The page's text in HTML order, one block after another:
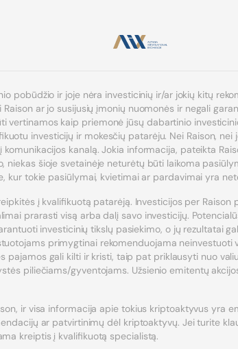
pobūdžio ir joje nėra investicinių ir/ar jokių kitų
ar jo susijusių įmonių nuomonės ir negali
vertinamos kaip priemonė jūsų dabartinio
investicijų ir mokesčių patarėju. Nei Raison, nei
kanalą. Jokia informacija, pateikta
niekas šioje svetainėje neturėtų būti laikoma
kur tokie pasiūlymai, kvietimai ar pardavimai yra
į kvalifikuotą patarėją. Investicijos per Raison
prarasti visą arba dalį savo investicijų.
investicinių tikslų pasiekimo, o jų rezultatai
primygtinai rekomenduojama neinvestuoti
pajamos gali kilti ir kristi, taip pat priklausyti nuo
piliečiams/gyventojams. Užsienio emitentų
ir visa informacija apie tokius kriptoaktyvus yra
ar patvirtinimų dėl kriptoaktyvų. Jei turite
kreiptis į kvalifikuotą specialistą.